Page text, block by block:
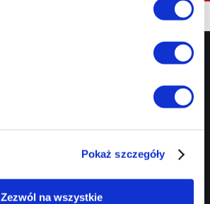
Pokaż szczegóły
Zezwól na wszystkie
Targowa 1/3,
42 600 61 00
biuro@ec1lodz.pl
Informacje
Kontakt